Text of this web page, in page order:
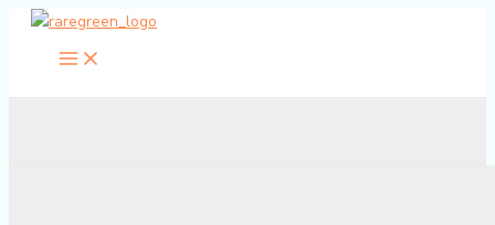
Перейти
содержимому